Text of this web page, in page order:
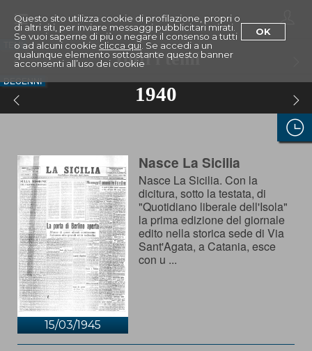
Questo sito utilizza cookie di profilazione, propri o
di altri siti, per inviare messaggi pubblicitari mirati.
Se vuoi saperne di più o negare il consenso a tutti
o ad alcuni cookie clicca qui . Se accedi a un
qualunque elemento sottostante questo banner
acconsenti all’uso dei cookie
OK
TEMI
Tutti i temi
DECENNI
1940
15/03/1945
Nasce La Sicilia
Nasce La Sicilia. Con la
dicitura, sotto la testata, di
"Quotidiano liberale dell'Isola"
la prima edizione del giornale
edito nella storica sede di Via
Sant'Agata, a Catania, esce
con u ...
Toggle
navigation